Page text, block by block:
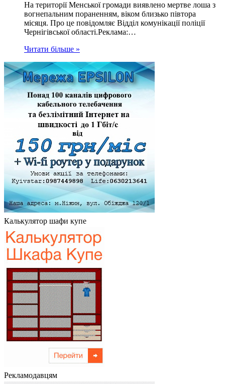
На території Менської громади виявлено мертве лоша з
вогнепальним пораненням, віком близько півтора
місяця. Про це повідомляє Відділ комунікації поліції
Чернігівської області.Реклама:…
Читати більше »
Калькулятор шафи купе
Рекламодавцям